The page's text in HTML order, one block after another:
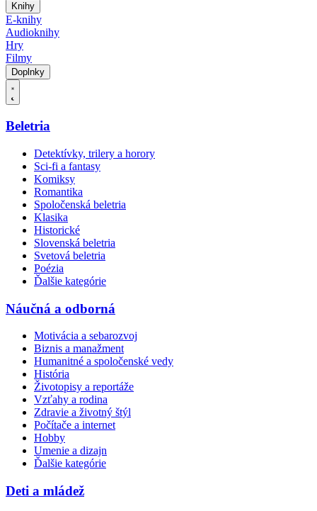
Knihy
E-knihy
Audioknihy
Hry
Filmy
Doplnky
Beletria
Detektívky, trilery a horory
Sci-fi a fantasy
Komiksy
Romantika
Spoločenská beletria
Klasika
Historické
Slovenská beletria
Svetová beletria
Poézia
Ďalšie kategórie
Náučná a odborná
Motivácia a sebarozvoj
Biznis a manažment
Humanitné a spoločenské vedy
História
Životopisy a reportáže
Vzťahy a rodina
Zdravie a životný štýl
Počítače a internet
Hobby
Umenie a dizajn
Ďalšie kategórie
Deti a mládež